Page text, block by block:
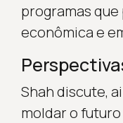
programas
econômica e
Shah discute,
moldar o